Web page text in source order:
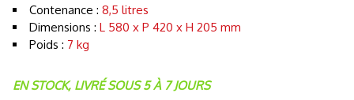
Contenance : 8,5 litres
Dimensions : L 580 x P 420 x H 205 mm
Poids : 7 kg
EN STOCK, LIVRÉ SOUS 5 À 7 JOURS